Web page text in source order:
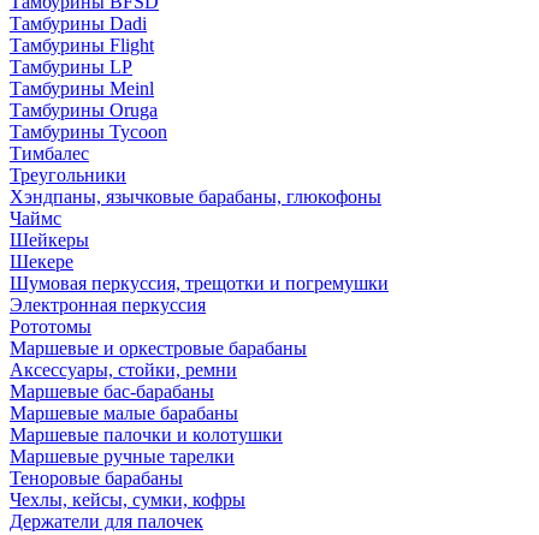
Тамбурины Dadi
Тамбурины Flight
Тамбурины LP
Тамбурины Meinl
Тамбурины Oruga
Тамбурины Tycoon
Тимбалес
Треугольники
Хэндпаны, язычковые барабаны, глюкофоны
Чаймс
Шейкеры
Шекере
Шумовая перкуссия, трещотки и погремушки
Электронная перкуссия
Рототомы
Маршевые и оркестровые барабаны
Аксессуары, стойки, ремни
Маршевые бас-барабаны
Маршевые малые барабаны
Маршевые палочки и колотушки
Маршевые ручные тарелки
Теноровые барабаны
Чехлы, кейсы, сумки, кофры
Держатели для палочек